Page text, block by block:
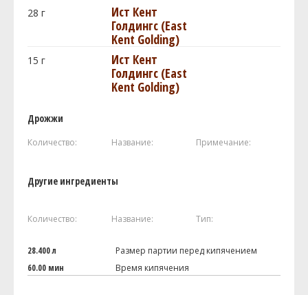
28 г
Ист Кент
Голдингc (East
Kent Golding)
15 г
Ист Кент
Голдингc (East
Kent Golding)
Дрожжи
Количество: Название: Примечание:
Другие ингредиенты
Количество: Название: Тип:
28.400 л
Размер партии перед кипячением
60.00 мин
Время кипячения